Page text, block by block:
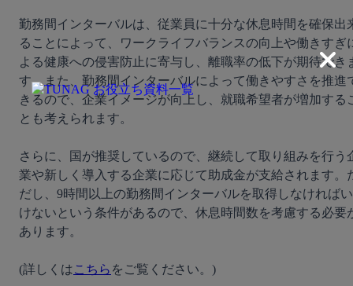
勤務間インターバルは、従業員に十分な休息時間を確保出
ることによって、ワークライフバランスの向上や働きすぎ
よる健康への侵害防止に寄与し、離職率の低下が期待でき
す。また、勤務間インターバルによって働きやすさを推進
きるので、企業イメージが向上し、就職希望者が増加する
とも考えられます。
さらに、国が推奨しているので、継続して取り組みを行う
業や新しく導入する企業に応じて助成金が支給されます。
だし、9時間以上の勤務間インターバルを取得しなければい
けないという条件があるので、休息時間数を考慮する必要
あります。
(詳しくはこちら をご覧ください。)